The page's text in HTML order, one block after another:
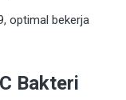
optimal bekerja
Bakteri